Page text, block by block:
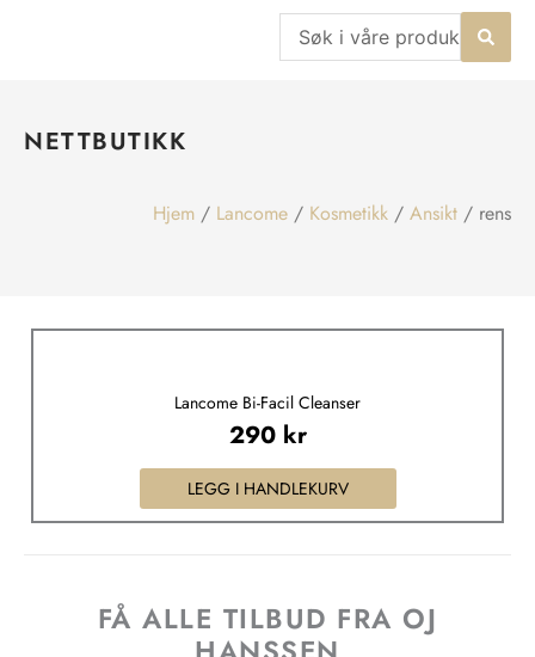
Search
...
NETTBUTIKK
Hjem / Lancome / Kosmetikk / Ansikt / rens
Lancome Bi-Facil Cleanser
290 kr
LEGG I HANDLEKURV
FÅ ALLE TILBUD FRA OJ